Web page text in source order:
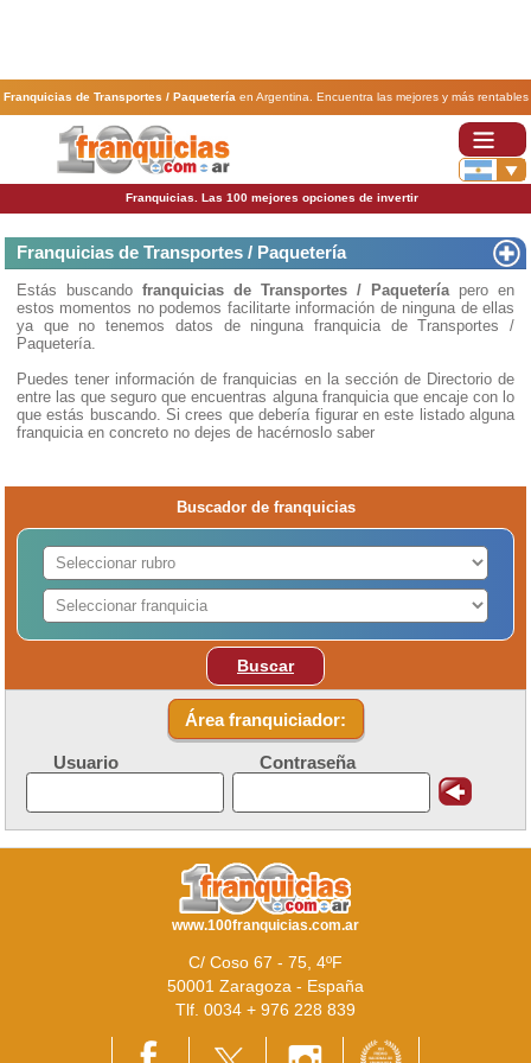
Franquicias de Transportes / Paquetería en Argentina. Encuentra las mejores y más rentables
franquicias de Transportes / Paquetería . Abre tu negocio a través de una franquicia barata,
rentable y segura.
Franquicias. Las 100 mejores opciones de invertir
Franquicias de Transportes / Paquetería
Estás buscando franquicias de Transportes / Paquetería pero en
estos momentos no podemos facilitarte información de ninguna de ellas
ya que no tenemos datos de ninguna franquicia de Transportes /
Paquetería.
Puedes tener información de franquicias en la sección de Directorio de
entre las que seguro que encuentras alguna franquicia que encaje con lo
que estás buscando. Si crees que debería figurar en este listado alguna
franquicia en concreto no dejes de hacérnoslo saber
Buscador de franquicias
Buscar
Área franquiciador:
Usuario Contraseña
www.100franquicias.com.ar
C/ Coso 67 - 75, 4ºF
50001 Zaragoza - España
Tlf. 0034 + 976 228 839